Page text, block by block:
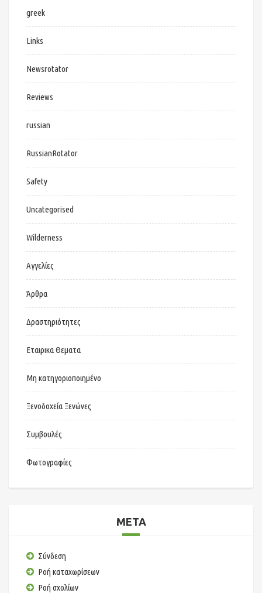
greek
Links
Newsrotator
Reviews
russian
RussianRotator
Safety
Uncategorised
Wilderness
Αγγελίες
Άρθρα
Δραστηριότητες
Εταιρικα Θεματα
Μη κατηγοριοποιημένο
Ξενοδοχεία Ξενώνες
Συμβουλές
Φωτογραφίες
META
Σύνδεση
Ροή καταχωρίσεων
Ροή σχολίων